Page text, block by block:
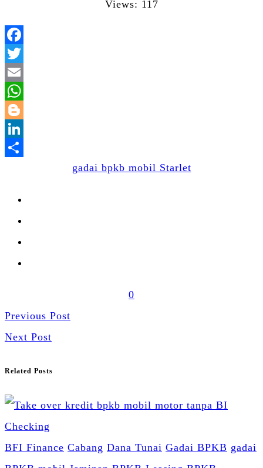
Views: 117
Share
gadai bpkb mobil Starlet
0
Previous Post
Next Post
Related Posts
BFI Finance Cabang Dana Tunai Gadai BPKB gadai